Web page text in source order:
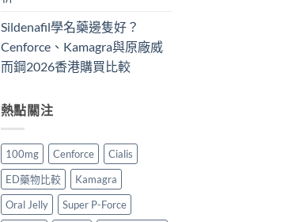
Sildenafil學名藥邊隻好？
Cenforce、Kamagra與原廠威
而鋼2026香港購買比較
熱點關注
100mg Cenforce
Cialis
ED藥物比較
Kamagra
Oral Jelly
Super P-Force